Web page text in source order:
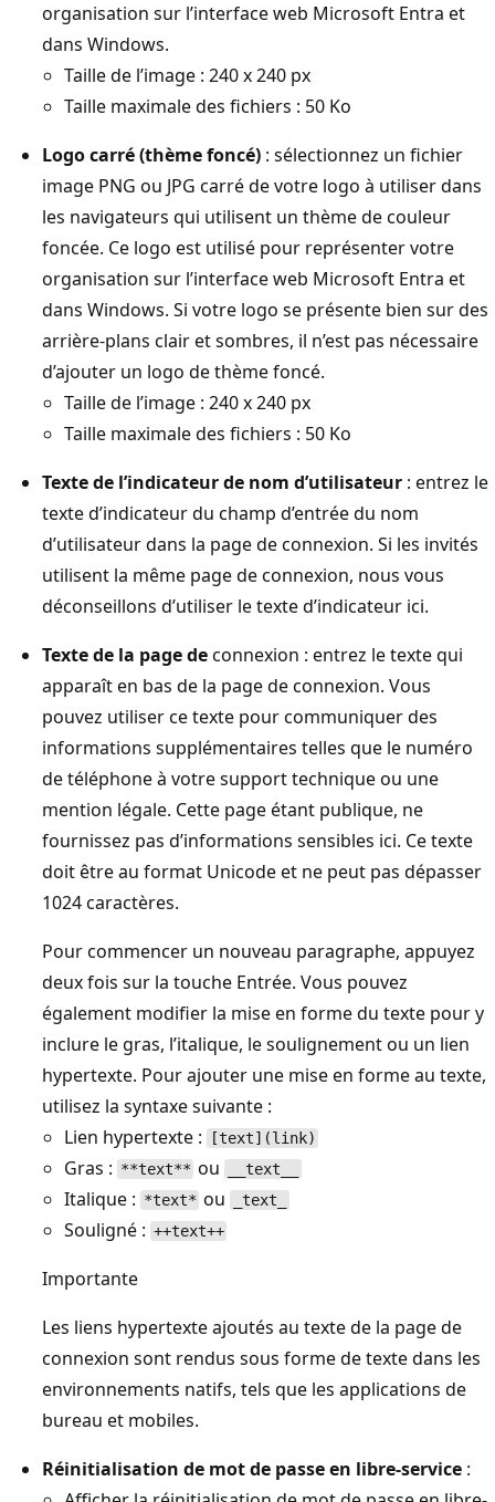
organisation sur l’interface web Microsoft Entra et
dans Windows.
Taille de l’image : 240 x 240 px
Taille maximale des fichiers : 50 Ko
Logo carré (thème foncé) : sélectionnez un fichier
image PNG ou JPG carré de votre logo à utiliser dans
les navigateurs qui utilisent un thème de couleur
foncée. Ce logo est utilisé pour représenter votre
organisation sur l’interface web Microsoft Entra et
dans Windows. Si votre logo se présente bien sur des
arrière-plans clair et sombres, il n’est pas nécessaire
d’ajouter un logo de thème foncé.
Taille de l’image : 240 x 240 px
Taille maximale des fichiers : 50 Ko
Texte de l’indicateur de nom d’utilisateur : entrez le
texte d’indicateur du champ d’entrée du nom
d’utilisateur dans la page de connexion. Si les invités
utilisent la même page de connexion, nous vous
déconseillons d’utiliser le texte d’indicateur ici.
Texte de la page deconnexion : entrez le texte qui
apparaît en bas de la page de connexion. Vous
pouvez utiliser ce texte pour communiquer des
informations supplémentaires telles que le numéro
de téléphone à votre support technique ou une
mention légale. Cette page étant publique, ne
fournissez pas d’informations sensibles ici. Ce texte
doit être au format Unicode et ne peut pas dépasser
1024 caractères.
Pour commencer un nouveau paragraphe, appuyez
deux fois sur la touche Entrée. Vous pouvez
également modifier la mise en forme du texte pour y
inclure le gras, l’italique, le soulignement ou un lien
hypertexte. Pour ajouter une mise en forme au texte,
utilisez la syntaxe suivante :
Lien hypertexte :
[text](link)
Gras : **text** ou __text__
Italique : *text* ou _text_
Souligné : ++text++
Importante
Les liens hypertexte ajoutés au texte de la page de
connexion sont rendus sous forme de texte dans les
environnements natifs, tels que les applications de
bureau et mobiles.
Réinitialisation de mot de passe en libre-service :